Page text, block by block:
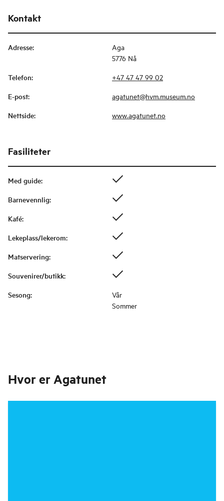
Kontakt
Adresse:
Aga
5776 Nå
Telefon: +47 47 47 99 02
E-post: agatunet@hvm.museum.no
Nettside: www.agatunet.no
Fasiliteter
Med guide:
Barnevennlig:
Kafé:
Lekeplass/lekerom:
Matservering:
Souvenirer/butikk:
Sesong:
Vår
Sommer
Hvor er Agatunet